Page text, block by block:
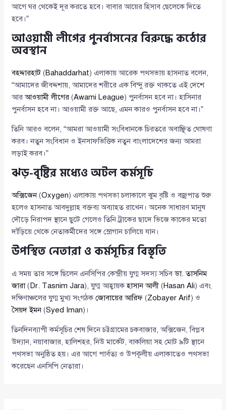
আগে ঘর থেকেই দূর করতে হবে। বাবার আয়ের হিসাব ছেলেকে দিতে
হবে।”
আওয়ামী লীগের পুনর্বাসনের বিরুদ্ধে কঠোর
অবস্থান
বহদ্দারহাট (Bahaddarhat) এলাকায় আরেক পথসভায় হাসনাত বলেন,
“আমাদের জীবদ্দশায়, আমাদের শরীরে এক বিন্দু রক্ত থাকতে এই দেশে
আরআওয়ামী লীগের (Awami League) পুনর্বাসন হবে না। হাসিনার
পুনর্বাসন হবে না। আওয়ামী রক্ত আছে, এমন কারও পুনর্বাসন হবে না।”
তিনি আরও বলেন, “আমরা আওয়ামী সংবিধানকে চিরতরে অবাঞ্ছিত ঘোষণা
করব। নতুন সংবিধান ও ইনসাফভিত্তিক নতুন বাংলাদেশের জন্য আমরা
লড়াই করব।”
ঝড়-বৃষ্টির মধ্যেও অটল কর্মসূচি
অক্সিজেন(Oxygen) এলাকায় পথসভা চলাকালে ঝুম বৃষ্টি ও বজ্রপাত শুরু
হলেও হাসনাত আবদুল্লাহ বক্তব্য অব্যাহত রাখেন। অনেক সাধারণ মানুষ
দৌড়ে নিরাপদ স্থানে ছুটে গেলেও তিনি ট্রাকের ছাদে ভিজে কাকের মতো
দাঁড়িয়ে থেকে নেতাকর্মীদের সঙ্গে স্লোগান চালিয়ে যান।
উপস্থিত নেতারা ও কর্মসূচির বিস্তৃতি
এ সময় তার সঙ্গে ছিলেন এনসিপির কেন্দ্রীয় যুগ্ম সদস্য সচিবডা. তাসনিম
জারা( Dr. Tasnim Jara), যুগ্ম আহ্বায়কহাসান আলী (Hasan Ali) এবং
দক্ষিণাঞ্চলের যুগ্ম মুখ্য সংগঠকজোবায়ের আরিফ (Zobayer Arif) ও
সৈয়দ ইমন(Syed Iman)।
তিনদিনব্যাপী কর্মসূচির শেষ দিনে চট্টগ্রামের চকবাজার, অক্সিজেন, বিপ্লব
উদ্যান, নয়াবাজার, হালিশহর, নিউ মার্কেট, বাকলিয়া সহ মোট ৯টি স্থানে
পথসভা অনুষ্ঠিত হয়। এর আগে পার্বত্য ও উপকূলীয় এলাকাতেও পথসভা
করেছেন এনসিপি নেতারা।